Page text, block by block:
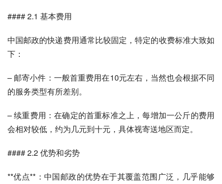
#### 2.1 基本费用
中国邮政的快递费用通常比较固定，特定的收费标准大致如
下：
– 邮寄小件：一般首重费用在10元左右，当然也会根据不同
的服务类型有所差别。
– 续重费用：在确定的首重标准之上，每增加一公斤的费用
会相对较低，约为几元到十元，具体视寄送地区而定。
#### 2.2 优势和劣势
**优点**：中国邮政的优势在于其覆盖范围广泛，几乎能够